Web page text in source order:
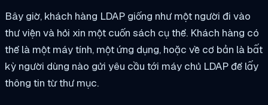
Bây giờ, khách hàng LDAP giống như một người đi vào
thư viện và hỏi xin một cuốn sách cụ thể. Khách hàng có
thể là một máy tính, một ứng dụng, hoặc về cơ bản là bất
kỳ người dùng nào gửi yêu cầu tới máy chủ LDAP để lấy
thông tin từ thư mục.